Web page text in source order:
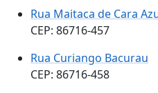
Rua Maitaca de Cara
CEP: 86716-457
Rua Curiango Bacurau
CEP: 86716-458